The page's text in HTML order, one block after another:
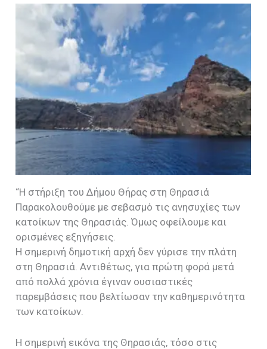
“Η στήριξη του Δήμου Θήρας στη Θηρασιά
Παρακολουθούμε με σεβασμό τις ανησυχίες των
κατοίκων της Θηρασιάς. Όμως οφείλουμε και
ορισμένες εξηγήσεις.
Η σημερινή δημοτική αρχή δεν γύρισε την πλάτη
στη Θηρασιά. Αντιθέτως, για πρώτη φορά μετά
από πολλά χρόνια έγιναν ουσιαστικές
παρεμβάσεις που βελτίωσαν την καθημερινότητα
των κατοίκων.
Η σημερινή εικόνα της Θηρασιάς, τόσο στις